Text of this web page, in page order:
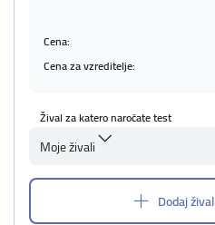
Cena:
Cena za vzreditelje:
Žival za katero naročate test
Moje živali
Dodaj žival